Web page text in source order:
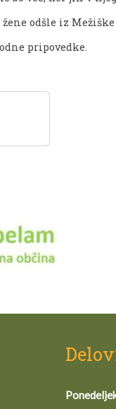
odšle iz
pripovedke.